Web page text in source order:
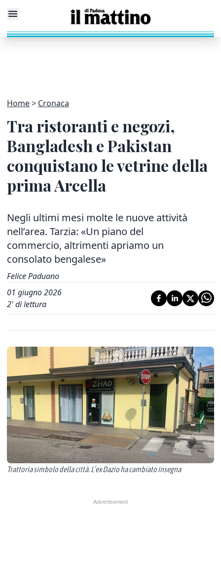
Home Cronaca
Tra ristoranti e negozi,
Bangladesh e Pakistan
conquistano le vetrine della
prima Arcella
Negli ultimi mesi molte le nuove attività
nell’area. Tarzia: «Un piano del
commercio, altrimenti apriamo un
consolato bengalese»
Felice Paduano
01 giugno 2026
2' di lettura
Trattoria simbolo della città. L’ex Dazio ha cambiato insegna